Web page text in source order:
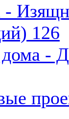
-
126
-